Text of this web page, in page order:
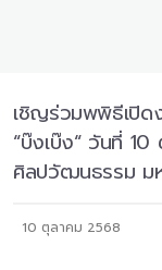
เชิญร่วมพพิธีเปิด
“บ๊งเบ๊ง“ วันที่
ศิลปวัฒนธรรม ม
10 ตุลาคม 2568